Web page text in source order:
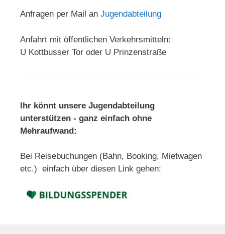
Anfragen per Mail an Jugendabteilung
Anfahrt mit öffentlichen Verkehrsmitteln:
U Kottbusser Tor oder U Prinzenstraße
Ihr könnt unsere Jugendabteilung
unterstützen - ganz einfach ohne
Mehraufwand:
Bei Reisebuchungen (Bahn, Booking, Mietwagen
etc.) einfach über diesen Link gehen: